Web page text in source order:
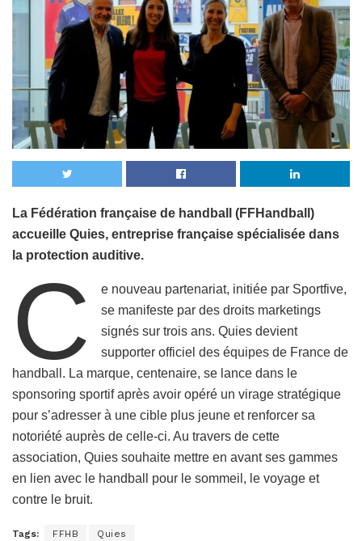
La Fédération française de handball (FFHandball)
accueille Quies, entreprise française spécialisée dans
la protection auditive.
C
e nouveau partenariat, initiée par Sportfive,
se manifeste par des droits marketings
signés sur trois ans. Quies devient
supporter officiel des équipes de France de
handball. La marque, centenaire, se lance dans le
sponsoring sportif après avoir opéré un virage stratégique
pour s’adresser à une cible plus jeune et renforcer sa
notoriété auprès de celle-ci. Au travers de cette
association, Quies souhaite mettre en avant ses gammes
en lien avec le handball pour le sommeil, le voyage et
contre le bruit.
Tags: FFHB Quies